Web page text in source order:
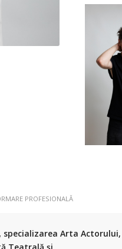
PROFESIONALĂ
Arta Actorului,